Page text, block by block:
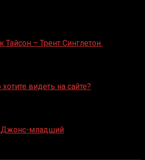
Тайсон – Трент Синглетон
хотите видеть на сайте?
Джонс-младший